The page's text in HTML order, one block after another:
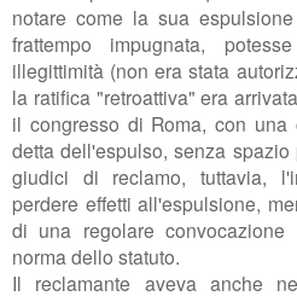
notare come la sua
frattempo impugnata,
illegittimità (non era stata
la ratifica "retroattiva" era
il congresso di Roma, con una
detta dell'espulso, senza
giudici di reclamo, tuttavia,
perdere effetti all'espulsione,
di una regolare
norma dello statuto.
Il reclamante aveva anche